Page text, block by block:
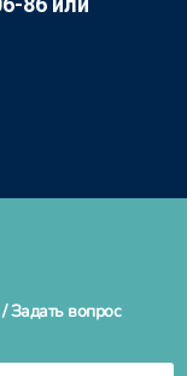
Задать вопрос